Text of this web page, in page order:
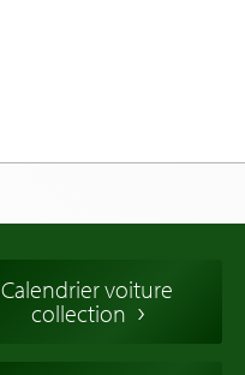
Calendrier voiture
collection